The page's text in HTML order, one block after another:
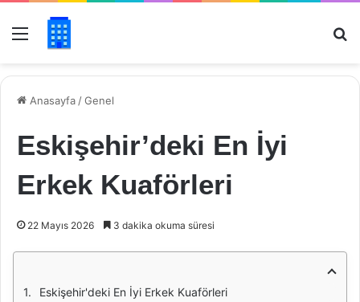
Menü
Anasayfa /Genel
Eskişehir’deki En İyi
Erkek Kuaförleri
22 Mayıs 2026 3 dakika okuma süresi
Eskişehir'deki En İyi Erkek Kuaförleri